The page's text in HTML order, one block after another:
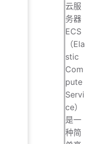
云服
务器
ECS
（Ela
stic
Com
pute
Servi
ce）
是一
种简